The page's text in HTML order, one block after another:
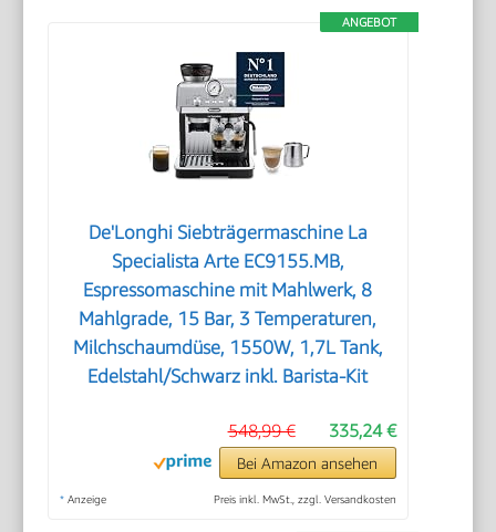
ANGEBOT
De'Longhi Siebträgermaschine La
Specialista Arte EC9155.MB,
Espressomaschine mit Mahlwerk, 8
Mahlgrade, 15 Bar, 3 Temperaturen,
Milchschaumdüse, 1550W, 1,7L Tank,
Edelstahl/Schwarz inkl. Barista-Kit
335,24 €
548,99 €
Bei Amazon ansehen
* Anzeige Preis inkl. MwSt., zzgl. Versandkosten